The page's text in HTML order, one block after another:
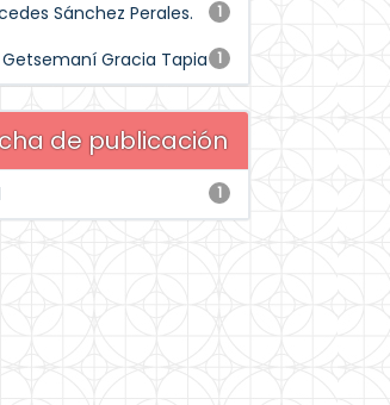
1
Sánchez Perales.
1
Getsemaní Gracia Tapia
de publicación
1